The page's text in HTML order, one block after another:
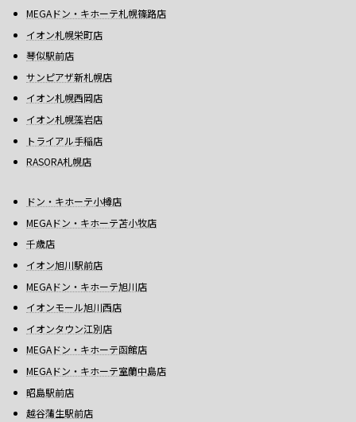
MEGAドン・キホーテ札幌篠路店
イオン札幌栄町店
琴似駅前店
サンピアザ新札幌店
イオン札幌西岡店
イオン札幌藻岩店
トライアル手稲店
RASORA札幌店
ドン・キホーテ小樽店
MEGAドン・キホーテ苫小牧店
千歳店
イオン旭川駅前店
MEGAドン・キホーテ旭川店
イオンモール旭川西店
イオンタウン江別店
MEGAドン・キホーテ函館店
MEGAドン・キホーテ室蘭中島店
昭島駅前店
越谷蒲生駅前店